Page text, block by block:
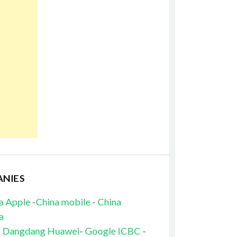
Apple-China mobile- China
Dangdang Huawei- Google ICBC -